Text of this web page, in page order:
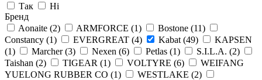
Так
Ні
Бренд
Aonaite (2) ARMFORCE (1) Bostone (11)
Constancy (1) EVERGREAT (4) Kabat (49)
KAPSEN
(1)
Marcher(3) Nexen (6) Petlas (1) S.I.L.A. (2)
Taishan (2) TIGEAR (1) VOLTYRE (6)
WEIFANG
YUELONG RUBBER CO (1) WESTLAKE (2)